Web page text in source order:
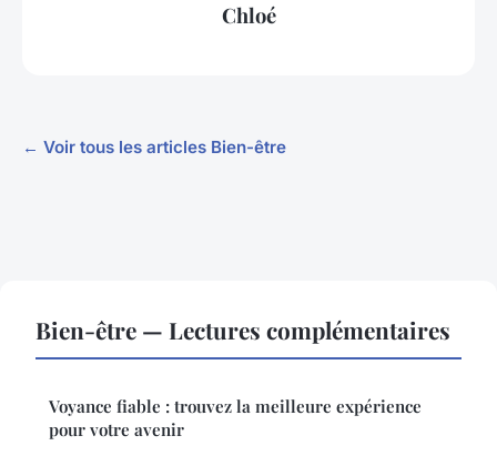
Chloé
← Voir tous les articles Bien-être
Bien-être — Lectures complémentaires
Voyance fiable : trouvez la meilleure expérience
pour votre avenir